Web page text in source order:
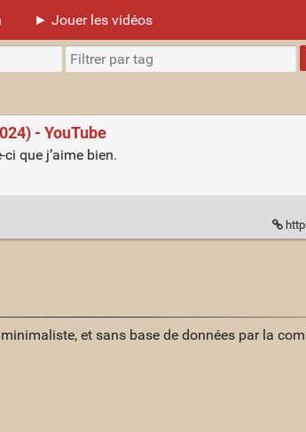
► Jouer les vidéos
- YouTube
que j’aime bien.
et sans base de données par la